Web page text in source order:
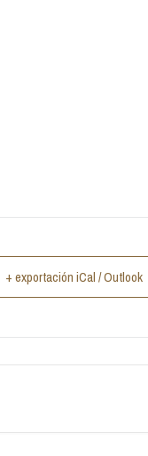
+ exportación iCal / Outlook